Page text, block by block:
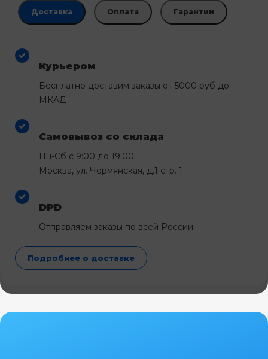
Доставка Оплата Гарантии
Курьером
Бесплатно доставим заказы от 5000 руб до
МКАД
Самовывоз со склада
Пн-Сб с 9:00 до 19:00
Москва, ул. Чермянская, д.1 стр. 1
DPD
Отправляем заказы по всей России
Подробнее о доставке